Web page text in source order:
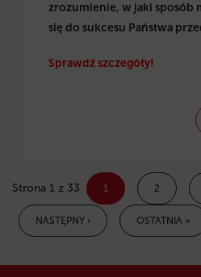
zrozumienie, w jaki sposób
się do sukcesu Państwa
Sprawdź szczegóły!
Strona 1 z 33 1 2
NASTĘPNY › OSTATNIA »